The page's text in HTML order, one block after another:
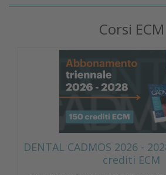
Corsi ECM
DENTAL CADMOS 2026 -
crediti ECM